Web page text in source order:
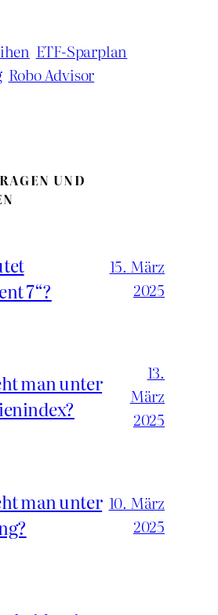
ETF-Sparplan
Robo Advisor
UND
7“?
15. März
2025
man unter
13.
März
2025
man unter 10. März
2025